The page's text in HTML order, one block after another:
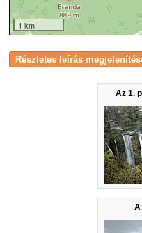
Az 1.
A
1 km